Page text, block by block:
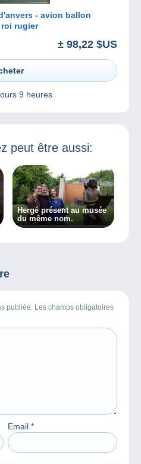
- avion ballon
rugier
± 98,22 $US
9 heures
peut être aussi:
Hergé présent au musée
du même nom.
publiée. Les champs obligatoires
Email *